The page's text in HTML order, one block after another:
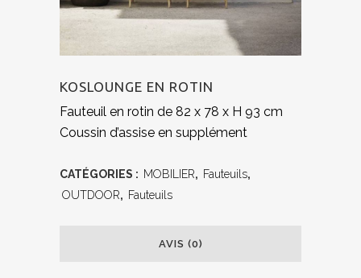
KOSLOUNGE EN ROTIN
Fauteuil en rotin de 82 x 78 x H 93 cm
Coussin d’assise en supplément
CATÉGORIES : MOBILIER, Fauteuils,
OUTDOOR, Fauteuils
AVIS (0)